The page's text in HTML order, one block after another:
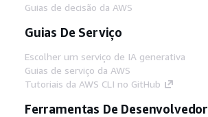
Guias de decisão da AWS
Guias De Serviço
Escolher um serviço de IA generativa
Guias de serviço da AWS
Tutoriais da AWS CLI no GitHub
Ferramentas De Desenvolvedor